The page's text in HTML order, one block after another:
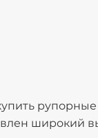
широкий